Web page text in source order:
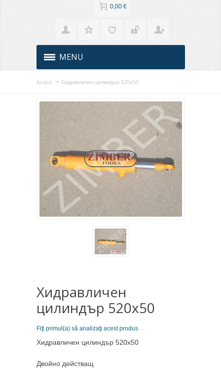
0,00 €
MENU
Acasă Хидравличен цилиндър 520х50
Хидравличен
цилиндър 520х50
Fiţi primul(a) să analizaţi acest produs
Хидравличен цилиндър 520х50
Двойно действащ